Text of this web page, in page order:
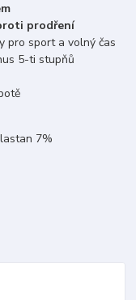
prodření
pro sport a volný čas
5-ti stupňů
7%